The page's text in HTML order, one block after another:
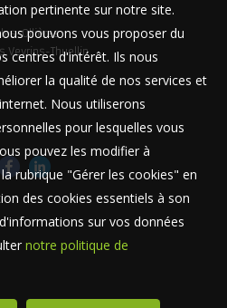
Ollières
Veyrins-Thuellin
pertinente sur notre site.
pouvons vous proposer du
centres d'intérêt. Ils nous
la qualité de nos services et
Nous utiliserons
pour lesquelles vous
pouvez les modifier à
rubrique "Gérer les cookies" en
des cookies essentiels à son
sur vos données
notre politique de